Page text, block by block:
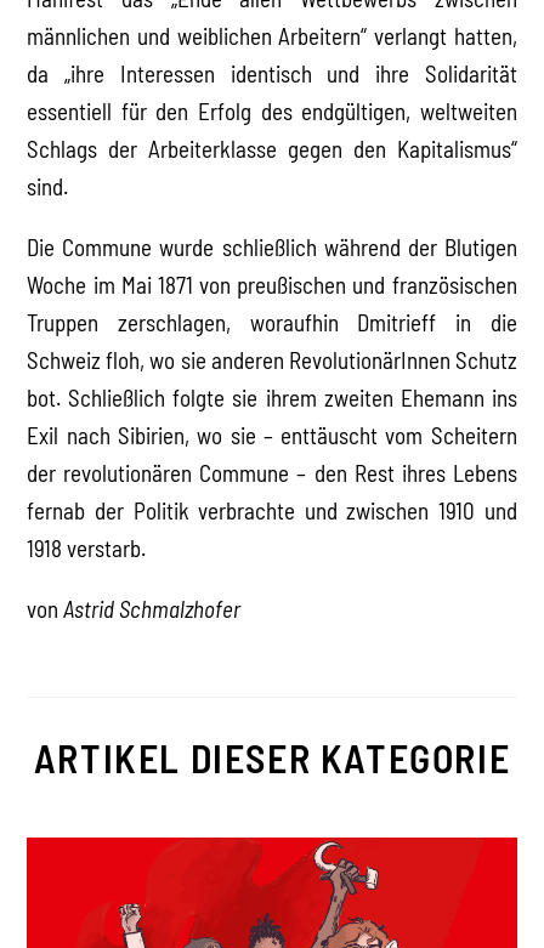
männlichen und weiblichen Arbeitern“ verlangt hatten,
da „ihre Interessen identisch und ihre Solidarität
essentiell für den Erfolg des endgültigen, weltweiten
Schlags der Arbeiterklasse gegen den Kapitalismus“
sind.
Die Commune wurde schließlich während der Blutigen
Woche im Mai 1871 von preußischen und französischen
Truppen zerschlagen, woraufhin Dmitrieff in die
Schweiz floh, wo sie anderen RevolutionärInnen Schutz
bot. Schließlich folgte sie ihrem zweiten Ehemann ins
Exil nach Sibirien, wo sie – enttäuscht vom Scheitern
der revolutionären Commune – den Rest ihres Lebens
fernab der Politik verbrachte und zwischen 1910 und
1918 verstarb.
vonAstrid Schmalzhofer
ARTIKEL DIESER KATEGORIE